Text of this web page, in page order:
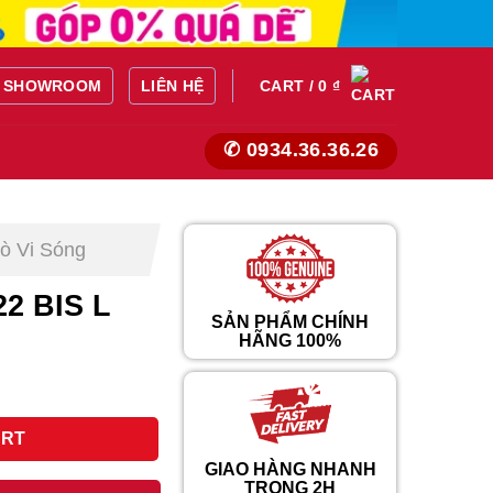
SHOWROOM LIÊN HỆ CART /0 ₫
✆ 0934.36.36.26
Vi Sóng
BIS L
₫.
SẢN PHẨM CHÍNH
HÃNG 100%
GIAO HÀNG NHANH
TRONG 2H